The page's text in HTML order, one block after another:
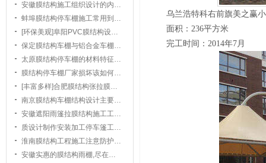
安徽膜结构施工组织设计的内…
蚌埠膜结构停车棚施工常用到…
[环保美观]阜阳PVC膜结构设…
保定膜结构车棚与铝合金车棚…
太原膜结构停车棚的材料特征…
膜结构停车棚厂家损坏该如何…
[丰富多样]合肥膜结构张拉膜…
南京膜结构车棚结构设计主要…
安徽遮阳雨篷拉膜结构施工工…
质设计制作安装加工停车篷工…
淮南膜结构工程施工注意防护…
安徽实惠的膜结构雨棚,尽在…
乌兰浩特科右前旗美之赢
面积：236平方米
完工时间：2014年7月